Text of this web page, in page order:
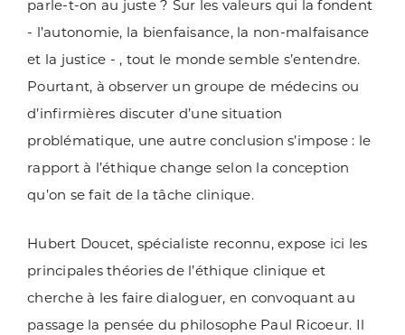
parle-t-on au juste ? Sur les valeurs qui la fondent
- l’autonomie, la bienfaisance, la non-malfaisance
et la justice - , tout le monde semble s’entendre.
Pourtant, à observer un groupe de médecins ou
d’infirmières discuter d’une situation
problématique, une autre conclusion s’impose : le
rapport à l’éthique change selon la conception
qu’on se fait de la tâche clinique.
Hubert Doucet, spécialiste reconnu, expose ici les
principales théories de l’éthique clinique et
cherche à les faire dialoguer, en convoquant au
passage la pensée du philosophe Paul Ricoeur. Il